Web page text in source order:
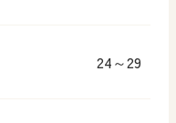
24～29